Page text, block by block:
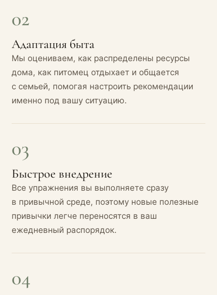
02
Адаптация быта
Мы оцениваем, как распределены ресурсы
дома, как питомец отдыхает и общается
с семьей, помогая настроить рекомендации
именно под вашу ситуацию.
03
Быстрое внедрение
Все упражнения вы выполняете сразу
в привычной среде, поэтому новые полезные
привычки легче переносятся в ваш
ежедневный распорядок.
04